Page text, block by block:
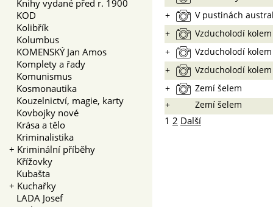
Knihy vydané před r. 1900
KOD
Kolibřík
Kolumbus
KOMENSKÝ Jan Amos
Komplety a řady
Komunismus
Kosmonautika
Kouzelnictví, magie, karty
Kovbojky nové
Krása a tělo
Kriminalistika
+ Kriminální příběhy
Křížovky
Kubašta
+ Kuchařky
LADA Josef
+
V pustinách
+
Vzducholodí
+
Vzducholodí
+
Vzducholodí
+
Zemí šelem
+
Zemí šelem
1 2 Další